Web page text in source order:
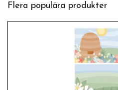
Flera populära produkter